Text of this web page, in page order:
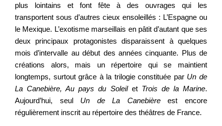
plus lointains et font fête à des ouvrages qui les
transportent sous d’autres cieux ensoleillés : L’Espagne ou
le Mexique. L’exotisme marseillais en pâtit d’autant que ses
deux principaux protagonistes disparaissent à quelques
mois d’intervalle au début des années cinquante. Plus de
créations alors, mais un répertoire qui se maintient
longtemps, surtout grâce à la trilogie constituée par Un de
La Canebière, Au pays du Soleil et Trois de la Marine.
Aujourd’hui, seul Un de La Canebièreest encore
régulièrement inscrit au répertoire des théâtres de France.